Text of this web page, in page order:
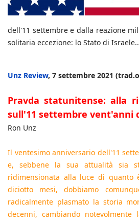
dell'11 settembre e dalla reazione
solitaria eccezione: lo Stato di
Unz Review, 7 settembre 2021
Pravda statunitense: alla
sull'11 settembre vent'anni
Ron Unz
Il ventesimo anniversario dell'11
e, sebbene la sua attualità sia
ridimensionata alla luce di quanto
diciotto mesi, dobbiamo
radicalmente plasmato la storia
decenni, cambiando